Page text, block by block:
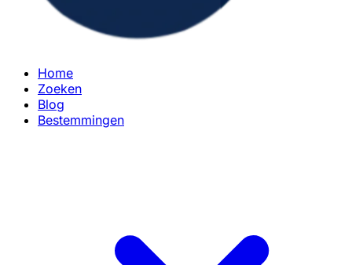
Home
Zoeken
Blog
Bestemmingen